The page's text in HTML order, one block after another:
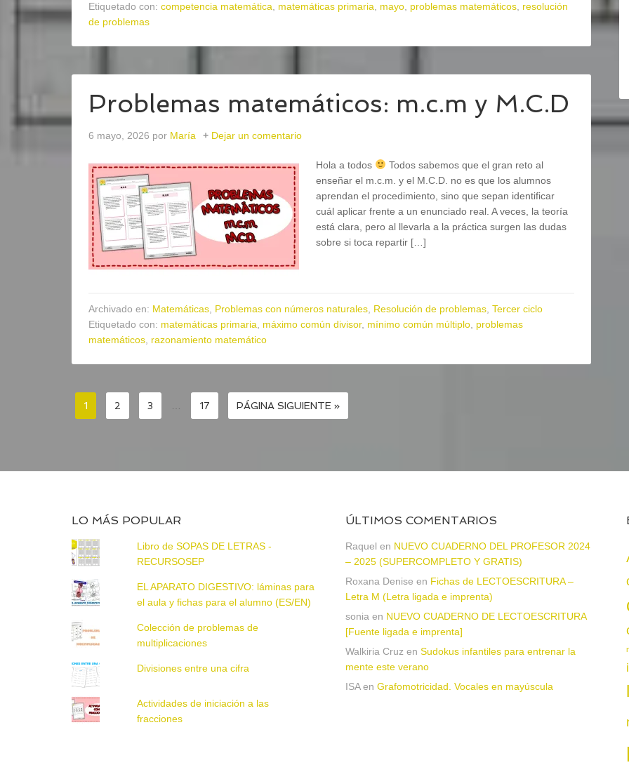
Etiquetado con: competencia matemática matemáticas primaria mayo problemas matemáticos resolución
de problemas
Problemas matemáticos: m.c.m y M.C.D
6 mayo, 2026 por María Dejar un comentario
Hola a todos
Todos sabemos que el gran reto al
enseñar el m.c.m. y el M.C.D. no es que los alumnos
aprendan el procedimiento, sino que sepan identificar
cuál aplicar frente a un enunciado real. A veces, la teoría
está clara, pero al llevarla a la práctica surgen las dudas
sobre si toca repartir […]
Archivado en: Matemáticas Problemas con números naturales Resolución de problemas Tercer ciclo
Etiquetado con: matemáticas primaria máximo común divisor, mínimo común múltiplo problemas
matemáticos razonamiento matemático
1 2 3 17 PÁGINA SIGUIENTE »
LO MÁS POPULAR
Libro de SOPAS DE LETRAS -
RECURSOSEP
EL APARATO DIGESTIVO: láminas para
el aula y fichas para el alumno (ES/EN)
Colección de problemas de
multiplicaciones
Divisiones entre una cifra
Actividades de iniciación a las
fracciones
ÚLTIMOS COMENTARIOS
Raquel en NUEVO CUADERNO DEL PROFESOR 2024
– 2025 (SUPERCOMPLETO Y GRATIS)
Roxana Denise en Fichas de LECTOESCRITURA –
Letra M (Letra ligada e imprenta)
sonia en NUEVO CUADERNO DE LECTOESCRITURA
[Fuente ligada e imprenta]
Walkiria Cruz en Sudokus infantiles para entrenar la
mente este verano
ISAen Grafomotricidad. Vocales en mayúscula